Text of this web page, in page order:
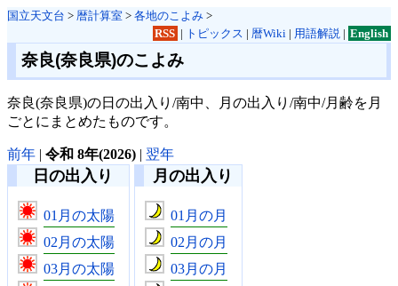
国立天文台 > 暦計算室 > 各地のこよみ >
RSS | トピックス | 暦Wiki| 用語解説| English
奈良(奈良県)のこよみ
奈良(奈良県)の日の出入り/南中、月の出入り/南中/月齢を月
ごとにまとめたものです。
前年 | 令和 8年(2026) | 翌年
日の出入り
01月の太陽
02月の太陽
03月の太陽
月の出入り
01月の月
02月の月
03月の月